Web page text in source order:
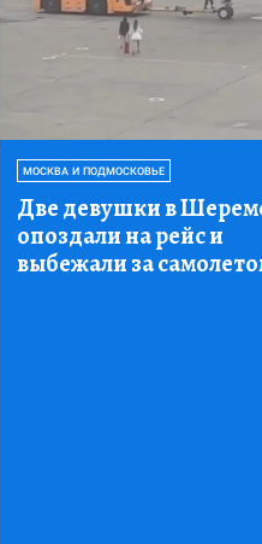
МОСКВА И ПОДМОСКОВЬЕ
Две девушки в
опоздали на рейс и
выбежали за